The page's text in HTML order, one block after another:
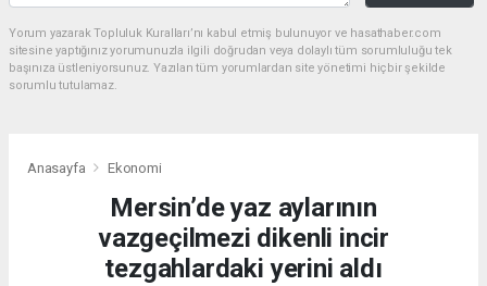
Yorum yazarak Topluluk Kuralları’nı kabul etmiş bulunuyor ve hasathaber.com
sitesine yaptığınız yorumunuzla ilgili doğrudan veya dolaylı tüm sorumluluğu tek
başınıza üstleniyorsunuz. Yazılan tüm yorumlardan site yönetimi hiçbir şekilde
sorumlu tutulamaz.
Anasayfa Ekonomi
Mersin’de yaz aylarının
vazgeçilmezi dikenli incir
tezgahlardaki yerini aldı